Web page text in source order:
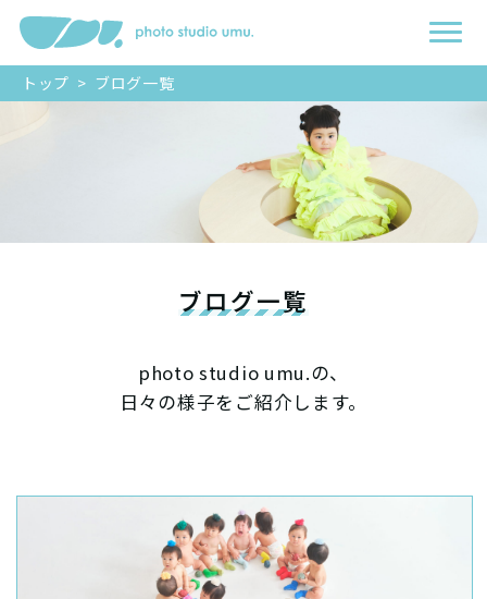
トップ > ブログ一覧
ブログ一覧
photo studio umu.の、
日々の様子をご紹介します。